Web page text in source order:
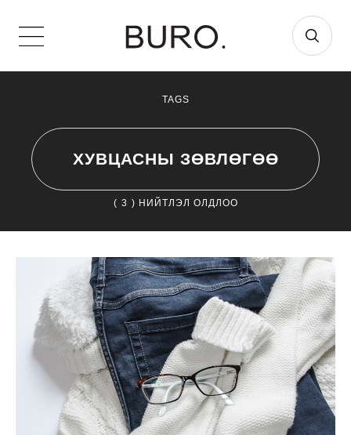
TAGS
ХУВЦАСНЫ ЗӨВЛӨГӨӨ
( 3 ) НИЙТЛЭЛ ОЛДЛОО